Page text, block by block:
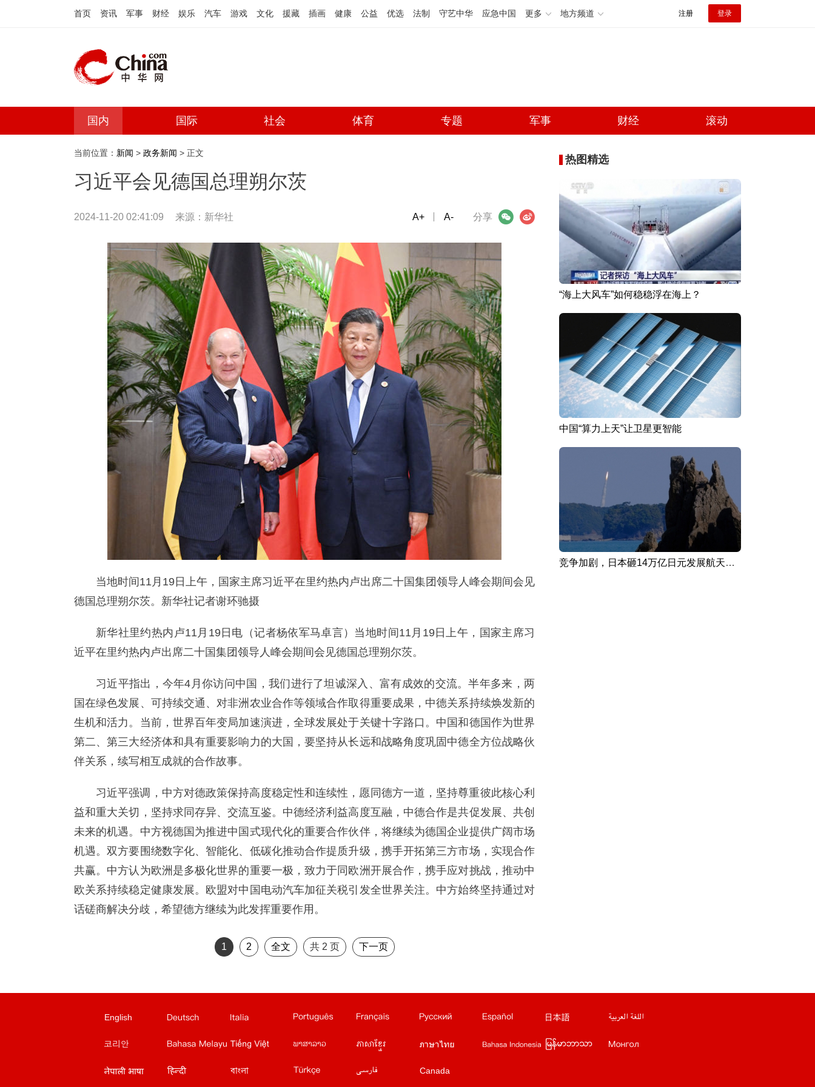
首页 资讯 军事 财经 娱乐 汽车 游戏 文化 援藏 插画 健康 公益 优选 法制 守艺中华 应急中国 更多 地方频道 注册 登录
国内 国际 社会 体育 专题 军事 财经 滚动
当前位置： 新闻 > 政务新闻 > 正文
习近平会见德国总理朔尔茨
2024-11-20 02:41:09 来源： 新华社 分享
微信 微博
A+ A-
当地时间11月19日上午，国家主席习近平在里约热内卢出席二十国集团领导人峰会期间会见
德国总理朔尔茨。新华社记者谢环驰摄
新华社里约热内卢11月19日电（记者杨依军马卓言）当地时间11月19日上午，国家主席习
近平在里约热内卢出席二十国集团领导人峰会期间会见德国总理朔尔茨。
习近平指出，今年4月你访问中国，我们进行了坦诚深入、富有成效的交流。半年多来，两
国在绿色发展、可持续交通、对非洲农业合作等领域合作取得重要成果，中德关系持续焕发新的
生机和活力。当前，世界百年变局加速演进，全球发展处于关键十字路口。中国和德国作为世界
第二、第三大经济体和具有重要影响力的大国，要坚持从长远和战略角度巩固中德全方位战略伙
伴关系，续写相互成就的合作故事。
习近平强调，中方对德政策保持高度稳定性和连续性，愿同德方一道，坚持尊重彼此核心利
益和重大关切，坚持求同存异、交流互鉴。中德经济利益高度互融，中德合作是共促发展、共创
未来的机遇。中方视德国为推进中国式现代化的重要合作伙伴，将继续为德国企业提供广阔市场
机遇。双方要围绕数字化、智能化、低碳化推动合作提质升级，携手开拓第三方市场，实现合作
共赢。中方认为欧洲是多极化世界的重要一极，致力于同欧洲开展合作，携手应对挑战，推动中
欧关系持续稳定健康发展。欧盟对中国电动汽车加征关税引发全世界关注。中方始终坚持通过对
话磋商解决分歧，希望德方继续为此发挥重要作用。
1 2 全文 共2 页 下一页
热图精选
“海上大风车”如何稳稳浮在海上？
中国“算力上天”让卫星更智能
竞争加剧，日本砸14万亿日元发展航天产业
English
意文站 葡文站 法文站 俄文站 西班牙文站 日文站 阿拉伯文站
越南文站 老挝文站 柬埔寨文站 泰文站 印尼文站 缅甸文站 蒙文站
孟加拉文站 土耳其文站 波斯文站 Canada